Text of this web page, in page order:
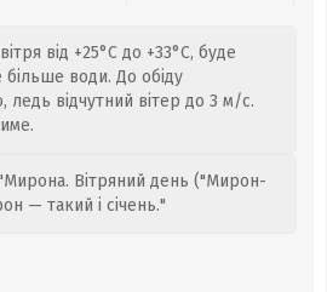
від +25°C до +33°C, буде
більше води. До обіду
ледь відчутний вітер до 3 м/с.
Вітряний день ("Мирон-
— такий і січень."